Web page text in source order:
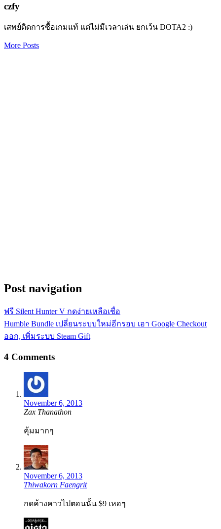
czfy
เสพย์ติดการซื้อเกมแท้ แต่ไม่มีเวลาเล่น ยกเว้น DOTA2 :)
More Posts
Post navigation
ฟรี Silent Hunter V กดง่ายเหลือเชื่อ
Humble Bundle เปลี่ยนระบบใหม่อีกรอบ เอา Google Checkout
ออก, เพิ่มระบบ Steam Gift
4 Comments
November 6, 2013
Zax Thanathon
คุ้มมากๆ
November 6, 2013
Thiwakorn Faengrit
กดค้างคาวไปตอนนั้น $9 เหอๆ